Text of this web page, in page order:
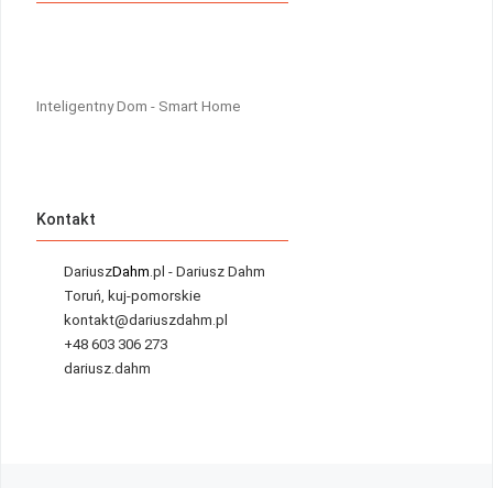
Inteligentny Dom - Smart Home
Kontakt
DariuszDahm.pl - Dariusz Dahm
Toruń, kuj-pomorskie
kontakt@dariuszdahm.pl
+48 603 306 273
dariusz.dahm